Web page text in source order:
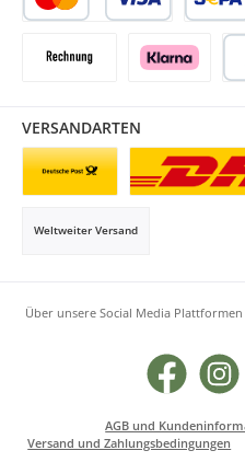
VERSANDARTEN
Weltweiter Versand
SEPA
Über unsere Social Media
Facebook Instagram
AGB und
Versand und Zahlungsbedingungen